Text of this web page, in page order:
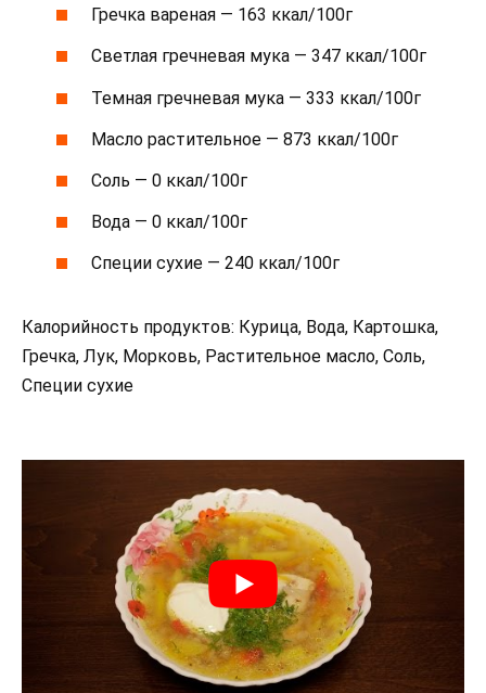
Гречка вареная — 163 ккал/100г
Светлая гречневая мука — 347 ккал/100г
Темная гречневая мука — 333 ккал/100г
Масло растительное — 873 ккал/100г
Соль — 0 ккал/100г
Вода — 0 ккал/100г
Специи сухие — 240 ккал/100г
Калорийность продуктов: Курица, Вода, Картошка,
Гречка, Лук, Морковь, Растительное масло, Соль,
Специи сухие